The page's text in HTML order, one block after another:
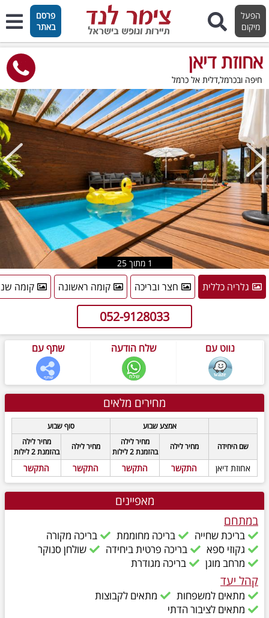
הפעל
מיקום
פרסם
באתר
אחוזת דיאן
חיפה ובכרמל,דלית אל כרמל
טוען תמונות..
1 מתוך25
גלריה כללית חצר ובריכה קומה ראשונה קומה
052-9128033
שתף עם שלח הודעה נווט עם
מחירים מלאים
אמצע שבוע
סוף שבוע
שם היחידה
מחיר לילה
מחיר לילה
בהזמנת 2 לילות
מחיר לילה
מחיר לילה
בהזמנת 2 לילות
אחוזת דיאן התקשר התקשר התקשר התקשר
מאפיינים
במתחם
בריכת שחייה בריכה מחוממת
בריכה מקורה
גקוזי ספא
בריכה פרטית ביחידה
שולחן סנוקר
מרחב מוגן
בריכה מגודרת
קהל יעד
מתאים למשפחות
מתאים לקבוצות
מתאים לציבור הדתי